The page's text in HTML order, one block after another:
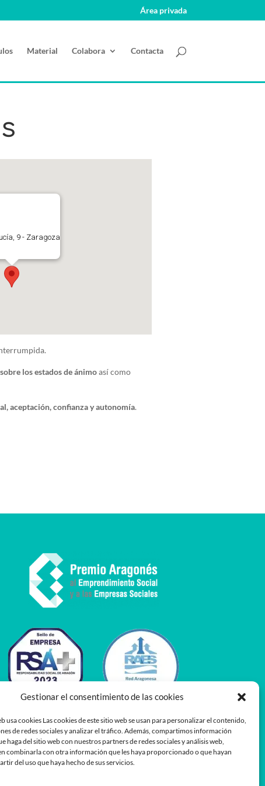
Gestionar el consentimiento de las cookies
usa cookies Las cookies de este sitio web se usan para personalizar el contenido,
de redes sociales y analizar el tráfico. Además, compartimos información
haga del sitio web con nuestros partners de redes sociales y análisis web,
combinarla con otra información que les haya proporcionado o que hayan
del uso que haya hecho de sus servicios.
Área privada
Material Colabora Contacta
9 - Zaragoza
los estados de ánimoasí como
aceptación, confianza y autonomía.